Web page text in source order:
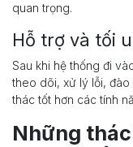
quan trọng.
Hỗ trợ và tối
Sau khi hệ thống đi
theo dõi, xử lý lỗi,
thác tốt hơn các tính
Những